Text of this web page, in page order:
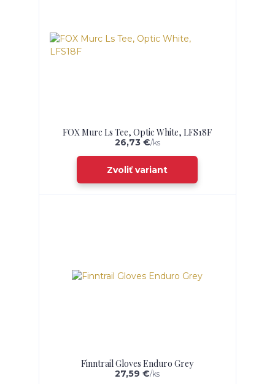
FOX Murc Ls Tee, Optic White, LFS18F
26,73 €/ks
Zvoliť variant
Finntrail Gloves Enduro Grey
27,59 €/ks